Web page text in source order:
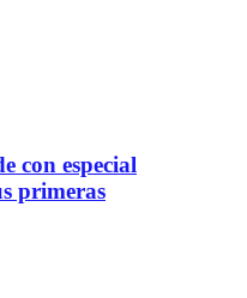
con especial
primeras